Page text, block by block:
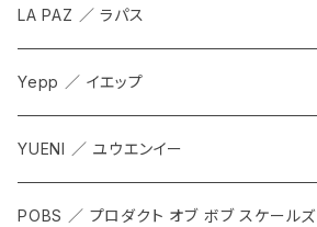
Accesorries
LA PAZ ／ ラパス
Yepp ／ イエップ
YUENI ／ ユウエンイー
POBS ／ プロダクト オブ ボブ スケールズ